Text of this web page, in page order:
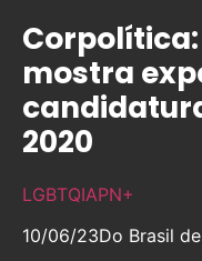
mostra
2020
LGBTQIAPN+
10/06/23Do Brasil